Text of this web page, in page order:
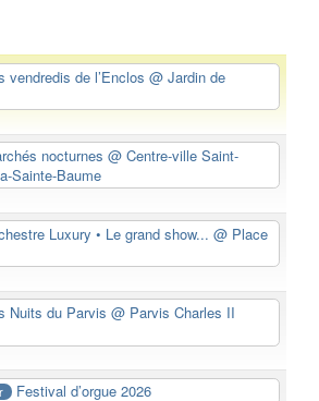
vendredis de l’Enclos @ Jardin de
nocturnes @ Centre-ville Saint-
Sainte-Baume
Luxury • Le grand show... @ Place
Nuits du Parvis @ Parvis Charles II
Festival d’orgue 2026